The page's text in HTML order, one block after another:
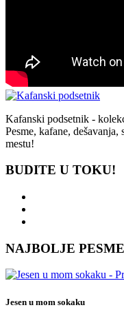
Kafanski podsetnik -
Pesme, kafane,
mestu!
BUDITE U TOKU!
NAJBOLJE PESME
Jesen u mom sokaku